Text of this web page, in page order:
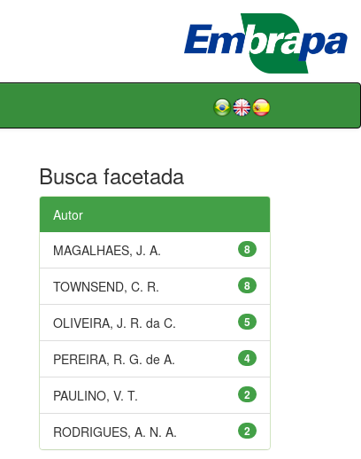
Busca facetada
Autor
8
MAGALHAES, J. A.
8
TOWNSEND, C. R.
5
OLIVEIRA, J. R. da C.
4
PEREIRA, R. G. de A.
2
PAULINO, V. T.
2
RODRIGUES, A. N. A.